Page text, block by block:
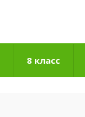
8 класс